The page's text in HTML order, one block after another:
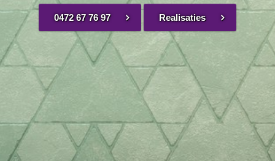
0472 67 76 97 Realisaties